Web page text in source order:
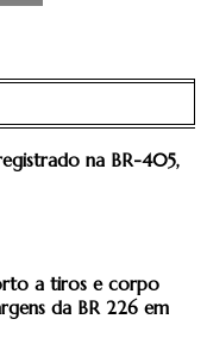
na BR-405,
a tiros e corpo
da BR 226 em